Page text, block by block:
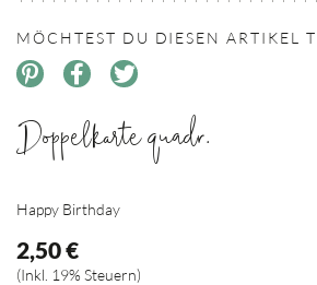
Doppelkarte quadr.
Happy Birthday
2,50 €
Inkl. 19% Steuern
MÖCHTEST DU DIESEN ARTIKEL